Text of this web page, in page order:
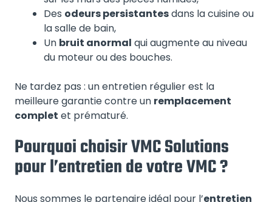
Des odeurs persistantesdans la cuisine ou
la salle de bain,
Un bruit anormal qui augmente au niveau
du moteur ou des bouches.
Ne tardez pas : un entretien régulier est la
meilleure garantie contre un remplacement
complet et prématuré.
Pourquoi choisir VMC Solutions
pour l’entretien de votre VMC ?
Nous sommes le partenaire idéal pour l’entretien